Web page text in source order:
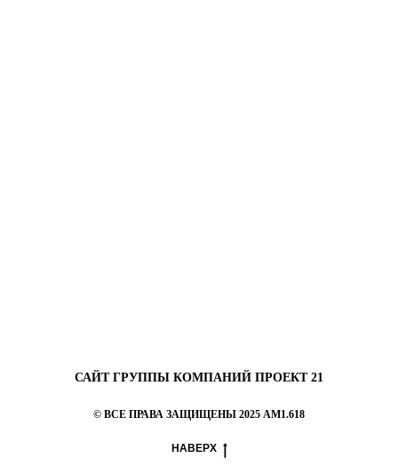
САЙТ ГРУППЫ КОМПАНИЙ ПРОЕКТ 21
© ВСЕ ПРАВА ЗАЩИЩЕНЫ 2025 AM1.618
НАВЕРХ